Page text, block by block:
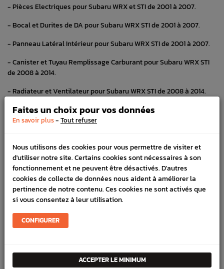
- Pièces Electriques pour Subaru WRX et STI de 2001 à 2007.
- Bocal et Durites de DA pour Subaru WRX STI de 2001 à 2007.
- Panneau Latéral Intérieur pour Subaru WRX STI de 2001 à 2007.
- Canister et Tuyau Remplissage Carburant pour Subaru WRX STI
de 2008 à 2014.
- Radiateur et Ventilateur pour Subaru WRX STI de 2008 à 2014.
- Durites de Refroidissement pour Subaru WRX STI de 2008 à 2014.
- Vis de ceinture Avant pour Subaru BRZ de 2013 à 2019.
- Vis Système de contrôle des Gaz pour Subaru FORESTER Turbo
de 1997 à 2002.
- Canalisation de Carburant Origine Subaru Forester Turbo 97-02
- Tuyau Remplissage de Carburant Origine Subaru Forester Turbo
97-02
Turbo 97-02
Faites un choix pour vos données
En savoir plus- Tout refuser
Nous utilisons des cookies pour vous permettre de visiter et
d'utiliser notre site. Certains cookies sont nécessaires à son
fonctionnement et ne peuvent être désactivés. D'autres
cookies de collecte de données nous aident à améliorer la
pertinence de notre contenu. Ces cookies ne sont activés que
si vous consentez à leur utilisation.
CONFIGURER
ACCEPTER LE MINIMUM